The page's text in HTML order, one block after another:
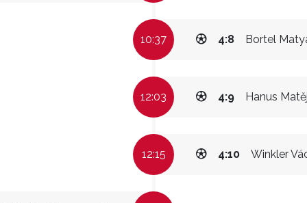
10:37 Bortel
4:8
12:03 Hanus Matěj
4:9
12:15 Winkler
4:10